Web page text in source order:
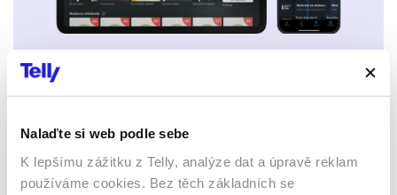
Nalaďte si web podle sebe
K lepšímu zážitku z Telly, analýze dat a úpravě reklam
používáme cookies. Bez těch základních se